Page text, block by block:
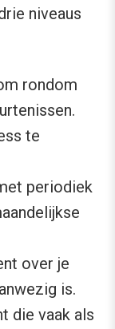
niveaus
rondom
te
periodiek
over je
is.
die vaak als